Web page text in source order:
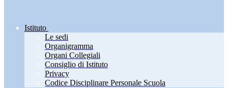
Istituto
Le sedi
Organigramma
Organi Collegiali
Consiglio di Istituto
Privacy
Codice Disciplinare Personale Scuola